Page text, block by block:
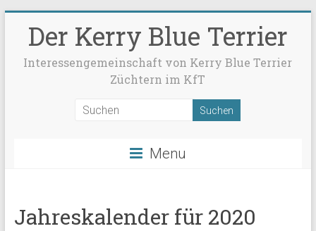
Der Kerry Blue Terrier
Interessengemeinschaft von Kerry Blue Terrier
Züchtern im KfT
Menu
Jahreskalender für 2020